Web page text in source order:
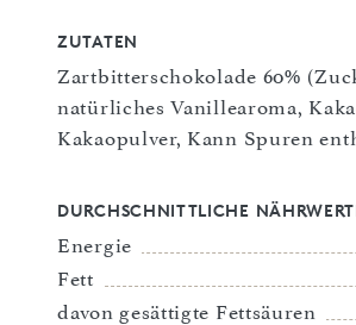
ZUTATEN
Zartbitterschokolade 60%
natürliches Vanillearoma,
Kakaopulver, Kann Spuren
DURCHSCHNITTLICHE
Energie
Fett
davon gesättigte Fettsäuren